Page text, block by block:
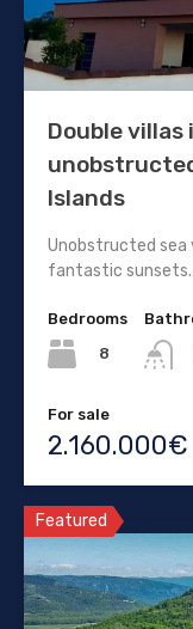
Double
Islands
Unobstructed sea
fantastic
Bedrooms
8
For sale
2.160.000€
Featured